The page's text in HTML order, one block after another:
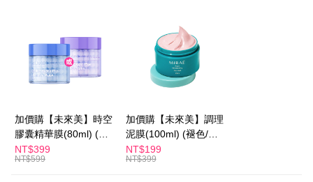
Apple Pay
JKOPAY
Google Pay
Plus Pay
加價購【未來美】時空
膠囊精華膜(80ml) (褪
色/盒損/短效良品)
NT$399
NT$599
加價購【未來美】調理
泥膜(100ml) (褪色/盒
損/短效良品)
NT$199
NT$399